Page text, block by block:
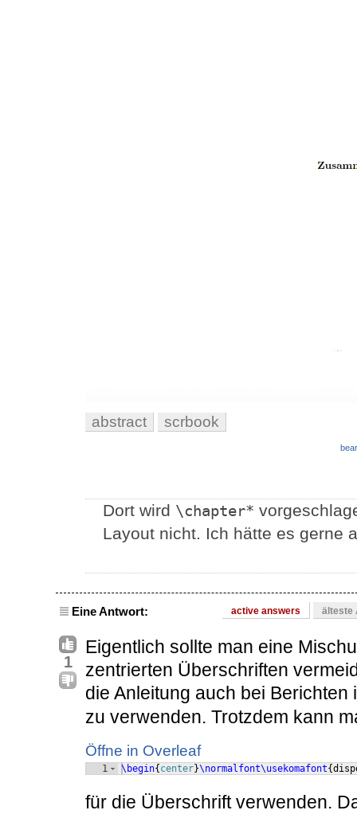
abstract scrbook
Dort wird \chapter*
Layout nicht. Ich hätte es gerne
Eine Antwort: active answers älteste
1
Eigentlich sollte man eine
zentrierten Überschriften
die Anleitung auch bei
zu verwenden. Trotzdem kann
Öffne in Overleaf
1 \begin{ center}\normalfont\usekomafont{
für die Überschrift verwenden.